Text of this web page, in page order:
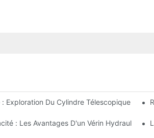
Exploration Du Cylindre Télescopique
: Les Avantages D'un Vérin Hydraulique